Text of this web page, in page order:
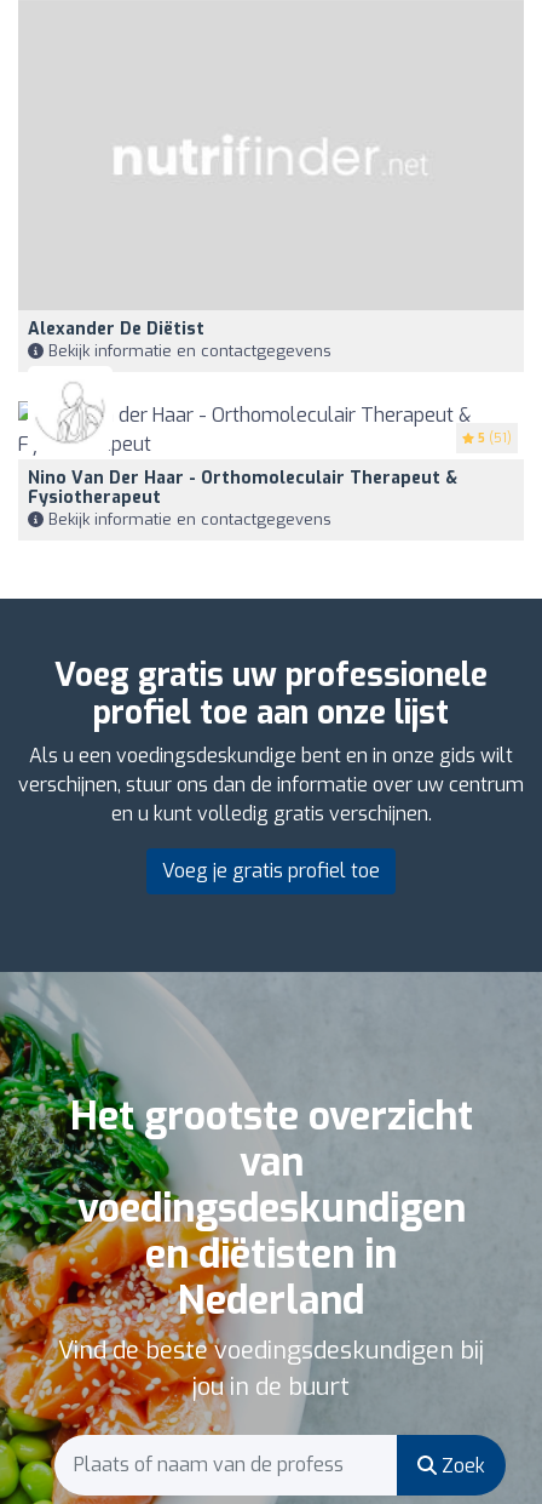
Alexander De Diëtist
Bekijk informatie en contactgegevens
5 (51)
Nino Van Der Haar - Orthomoleculair Therapeut &
Fysiotherapeut
Bekijk informatie en contactgegevens
Voeg gratis uw professionele
profiel toe aan onze lijst
Als u een voedingsdeskundige bent en in onze gids wilt
verschijnen, stuur ons dan de informatie over uw centrum
en u kunt volledig gratis verschijnen.
Voeg je gratis profiel toe
Het grootste overzicht
van
voedingsdeskundigen
en diëtisten in
Nederland
Vind de beste voedingsdeskundigen bij
jou in de buurt
Zoek